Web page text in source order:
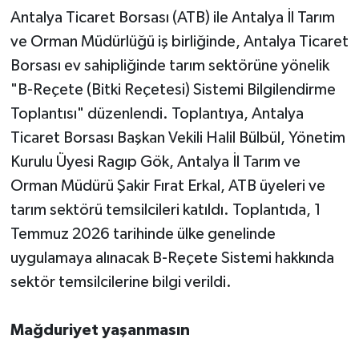
Antalya Ticaret Borsası (ATB) ile Antalya İl Tarım
ve Orman Müdürlüğü iş birliğinde, Antalya Ticaret
Borsası ev sahipliğinde tarım sektörüne yönelik
"B-Reçete (Bitki Reçetesi) Sistemi Bilgilendirme
Toplantısı" düzenlendi. Toplantıya, Antalya
Ticaret Borsası Başkan Vekili Halil Bülbül, Yönetim
Kurulu Üyesi Ragıp Gök, Antalya İl Tarım ve
Orman Müdürü Şakir Fırat Erkal, ATB üyeleri ve
tarım sektörü temsilcileri katıldı. Toplantıda, 1
Temmuz 2026 tarihinde ülke genelinde
uygulamaya alınacak B-Reçete Sistemi hakkında
sektör temsilcilerine bilgi verildi.
Mağduriyet yaşanmasın
RESMİ İLAN
MAGAZİN